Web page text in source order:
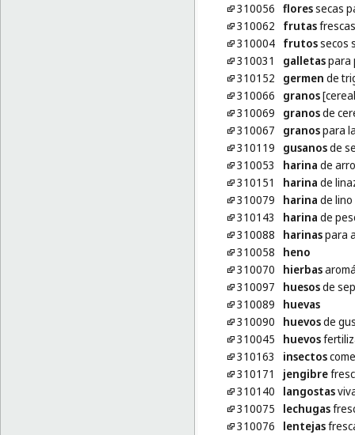
310056 floressecas
310062
frutasfrescas
310004 frutossecos
310031
galletaspara
310152
germen de
310066
granos
310069
granosde
310067
granospara
310119
gusanosde
310053
harina de
310151
harina de
310079
harina de
310143
harina de
310088
harinaspara
310058
heno
310070
hierbas
310097
huesosde
310089
huevas
310090
huevosde
310045
huevos
310163
insectos
310171
jengibre
310140
langostas
310075
lechugas
310076
lentejas